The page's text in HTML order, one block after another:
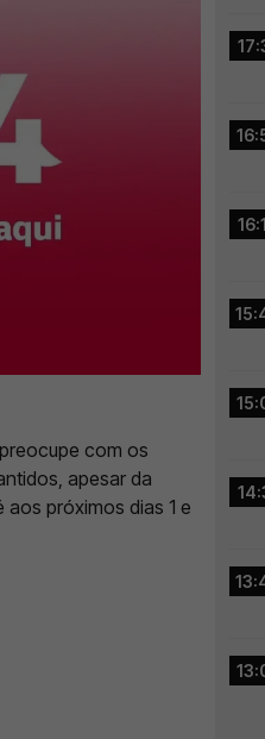
com os
apesar da
próximos dias 1 e